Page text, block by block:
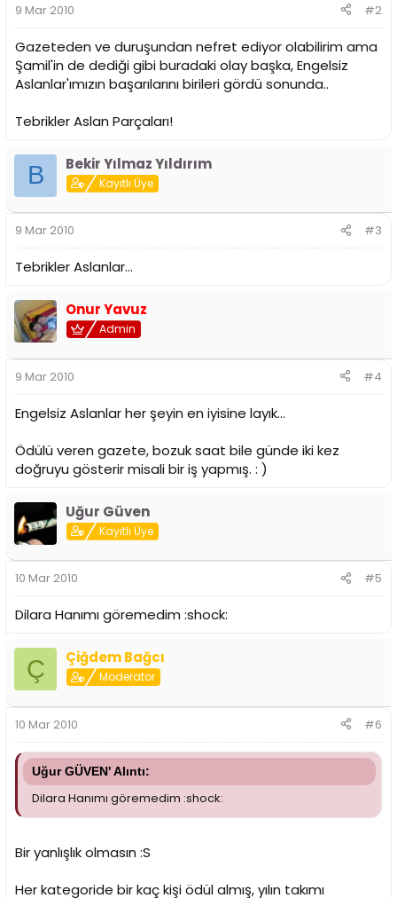
9 Mar 2010 #2
Gazeteden ve duruşundan nefret ediyor olabilirim ama
Şamil'in de dediği gibi buradaki olay başka, Engelsiz
Aslanlar'ımızın başarılarını birileri gördü sonunda..
Tebrikler Aslan Parçaları!
B Bekir Yılmaz Yıldırım
Kayıtlı Üye
9 Mar 2010 #3
Tebrikler Aslanlar...
Onur Yavuz
Admin
9 Mar 2010 #4
Engelsiz Aslanlar her şeyin en iyisine layık...
Ödülü veren gazete, bozuk saat bile günde iki kez
doğruyu gösterir misali bir iş yapmış. : )
Uğur Güven
Kayıtlı Üye
10 Mar 2010 #5
Dilara Hanımı göremedim :shock:
Ç Çiğdem Bağcı
Moderator
10 Mar 2010 #6
Uğur GÜVEN' Alıntı:
Dilara Hanımı göremedim :shock:
Bir yanlışlık olmasın :S
Her kategoride bir kaç kişi ödül almış, yılın takımı